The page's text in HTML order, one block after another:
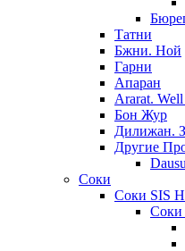
Татни
Бжни. Ной
Гарни
Апаран
Ararat.
Бон Жур
Дилижан.
Другие
Соки
Соки SIS
Соки